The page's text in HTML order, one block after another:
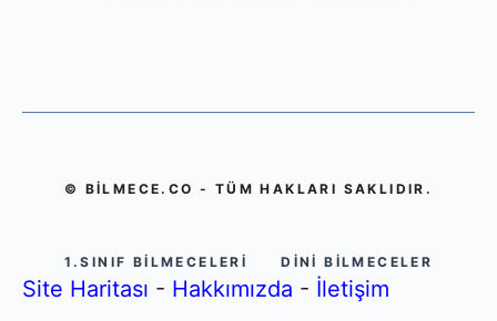
© BILMECE.CO - TÜM HAKLARI SAKLIDIR.
1.SINIF BILMECELERI DINI BILMECELER
Site Haritası - Hakkımızda - İletişim